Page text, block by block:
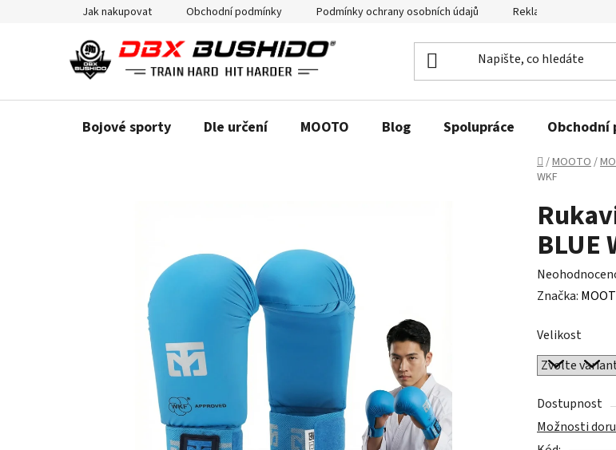
Jak nakupovat Obchodní podmínky Podmínky ochrany osobních údajů Reklamační řád a
Bojové sporty Dle určení MOOTO Blog Spolupráce Obchodní
Domů
/MOOTO/
WKF
BLUE
Průměrné
hodnocení
je
0,0
z
5
hvězdiček.
Značka:
Velikost
Dostupnost
Možnosti